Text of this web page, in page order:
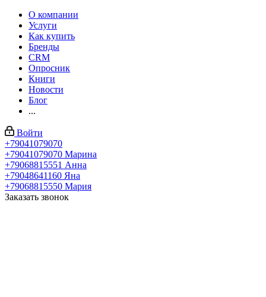
О компании
Услуги
Как купить
Бренды
CRM
Опросник
Книги
Новости
Блог
...
Войти
+79041079070
+79041079070 Марина
+79068815551 Анна
+79048641160 Яна
+79068815550 Мария
Заказать звонок